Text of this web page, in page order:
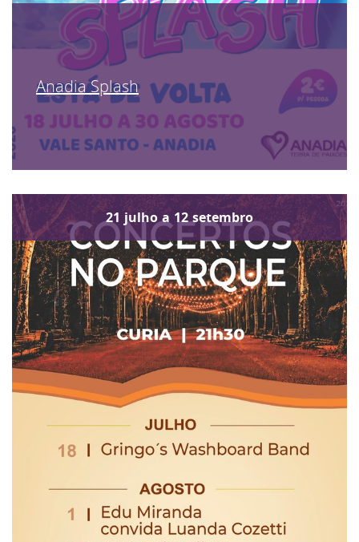
Anadia Splash
21 julho a 12 setembro